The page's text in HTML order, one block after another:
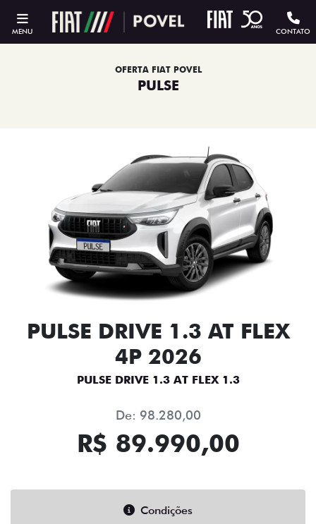
MENU CONTATO
OFERTA FIAT POVEL
PULSE
PULSE DRIVE 1.3 AT FLEX
4P 2026
PULSE DRIVE 1.3 AT FLEX 1.3
De: 98.280,00
R$ 89.990,00
Condições